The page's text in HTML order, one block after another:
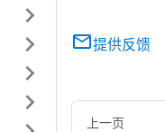
提供反馈
上一页